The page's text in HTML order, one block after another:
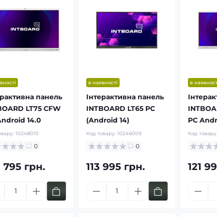
панель
LT75 CFW
14.0
10248010
0
795 грн.
в наявності
Інтерактивна панель
INTBOARD LT65 PC
(Android 14)
Код товару: 10246009
0
113 995 грн.
в
PC
Код
121